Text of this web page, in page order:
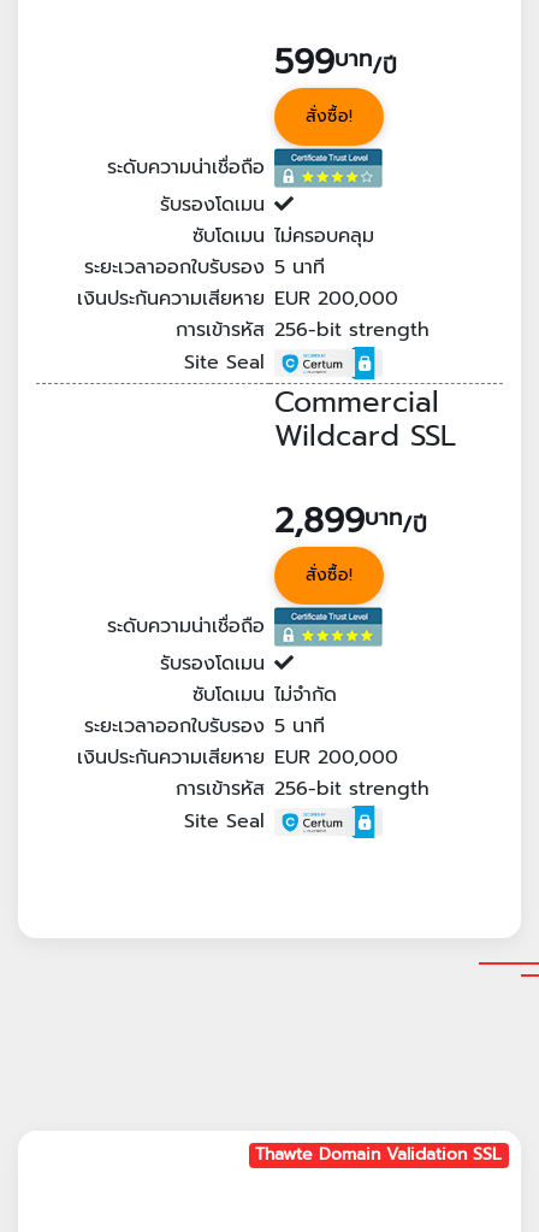
599บาท/ปี
สั่งซื้อ!
ระดับความน่าเชื่อถือ
รับรองโดเมน
ซับโดเมน ไม่ครอบคลุม
ระยะเวลาออกใบรับรอง 5 นาที
เงินประกันความเสียหาย EUR 200,000
การเข้ารหัส 256-bit strength
Site Seal
Commercial
Wildcard SSL
2,899บาท/ปี
สั่งซื้อ!
ระดับความน่าเชื่อถือ
รับรองโดเมน
ซับโดเมน ไม่จำกัด
ระยะเวลาออกใบรับรอง 5 นาที
เงินประกันความเสียหาย EUR 200,000
การเข้ารหัส 256-bit strength
Site Seal
Thawte Domain Validation SSL